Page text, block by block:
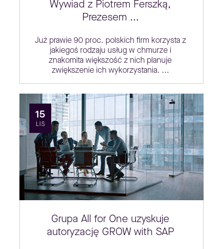
Wywiad z Piotrem Ferszką,
Prezesem ...
Już prawie 90 proc. polskich firm korzysta z
jakiegoś rodzaju usług w chmurze i
znakomita większość z nich planuje
zwiększenie ich wykorzystania. ...
15
LIS
Grupa All for One uzyskuje
autoryzację GROW with SAP